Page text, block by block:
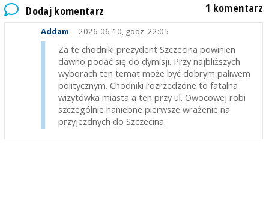
Dodaj komentarz 1 komentarz
Addam 2026-06-10, godz. 22:05
Za te chodniki prezydent Szczecina powinien
dawno podać się do dymisji. Przy najbliższych
wyborach ten temat może być dobrym paliwem
politycznym. Chodniki rozrzedzone to fatalna
wizytówka miasta a ten przy ul. Owocowej robi
szczególnie haniebne pierwsze wrażenie na
przyjezdnych do Szczecina.